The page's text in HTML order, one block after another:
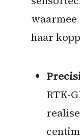
waarmee
haar
RTK-